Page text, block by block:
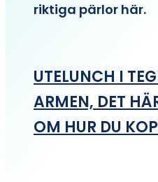
riktiga pärlor här.
UTELUNCH I
ARMEN, DET
OM HUR DU